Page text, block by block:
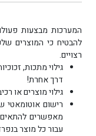
המערכות מבצעות
להבטיח כי המוצרים
רצויים.
גילוי מתכות,
דרך אחרת!
גילוי מוצרים או
רישום אוטומאטי
מאפשרים
עבור כל מוצר